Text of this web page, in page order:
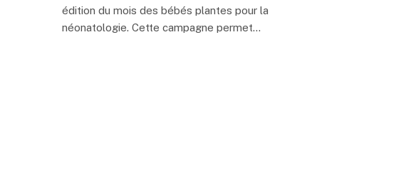
édition du mois des bébés plantes pour la
néonatologie. Cette campagne permet…